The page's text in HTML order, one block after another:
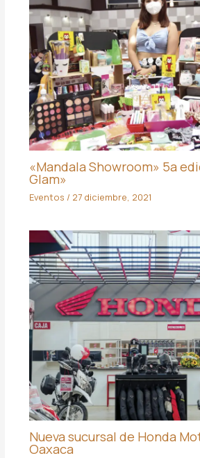
«Mandala Showroom» 5a
Glam»
Eventos / 27 diciembre, 2021
Nueva sucursal de Honda
Oaxaca